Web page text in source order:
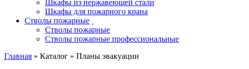
Шкафы из нержавеющей стали
Шкафы для пожарного крана
Стволы пожарные
Стволы пожарные
Стволы пожарные профессиональные
Главная » Каталог » Планы эвакуации